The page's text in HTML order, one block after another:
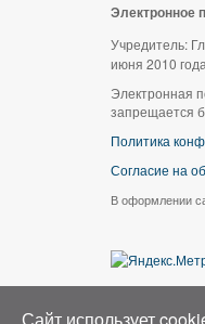
Электронное
Учредитель:
июня 2010
Электронная
запрещается
Политика
Согласие на
В оформлении